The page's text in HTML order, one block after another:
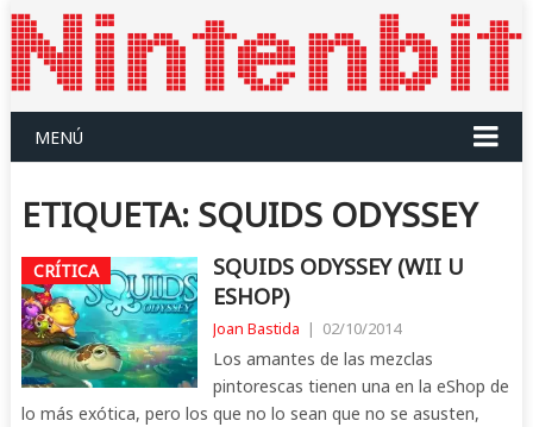
MENÚ
ETIQUETA: SQUIDS ODYSSEY
CRÍTICA
SQUIDS ODYSSEY (WII U
ESHOP)
Joan Bastida | 02/10/2014
Los amantes de las mezclas
pintorescas tienen una en la eShop de
lo más exótica, pero los que no lo sean que no se asusten,